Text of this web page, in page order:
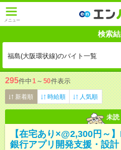
メニュー
検索
福島(大阪環状線)のバイト一覧
295件中1 ～ 50件表示
新着順 時給順 人気順
未読
【在宅あり×@2,300円～
銀行アプリ開発支援・設計